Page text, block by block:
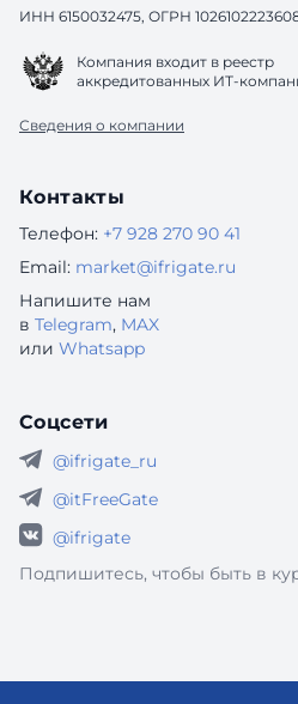
ИНН 6150032475, ОГРН
Компания входит в реестр
аккредитованных ИТ-
Сведения о компании
Контакты
Телефон: +7 928 270 90 41
Email: market@ifrigate.ru
Напишите нам
в Telegram, MAX
или Whatsapp
Соцсети
@ifrigate_ru
@itFreeGate
@ifrigate
Подпишитесь, чтобы быть в